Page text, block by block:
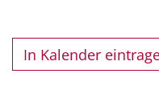
In Kalender